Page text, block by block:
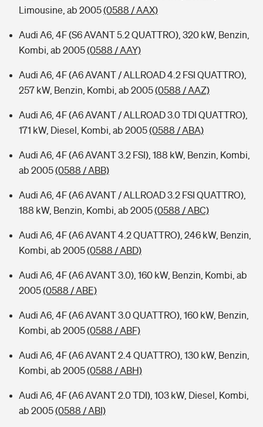
Limousine, ab 2005(0588 / AAX)
Audi A6, 4F (S6 AVANT 5.2 QUATTRO), 320 kW, Benzin,
Kombi, ab 2005(0588 / AAY)
Audi A6, 4F (A6 AVANT / ALLROAD 4.2 FSI QUATTRO),
257 kW, Benzin, Kombi, ab 2005(0588 / AAZ)
Audi A6, 4F (A6 AVANT / ALLROAD 3.0 TDI QUATTRO),
171 kW, Diesel, Kombi, ab 2005(0588 / ABA)
Audi A6, 4F (A6 AVANT 3.2 FSI), 188 kW, Benzin, Kombi,
ab 2005(0588 / ABB)
Audi A6, 4F (A6 AVANT / ALLROAD 3.2 FSI QUATTRO),
188 kW, Benzin, Kombi, ab 2005(0588 / ABC)
Audi A6, 4F (A6 AVANT 4.2 QUATTRO), 246 kW, Benzin,
Kombi, ab 2005(0588 / ABD)
Audi A6, 4F (A6 AVANT 3.0), 160 kW, Benzin, Kombi, ab
2005(0588 / ABE)
Audi A6, 4F (A6 AVANT 3.0 QUATTRO), 160 kW, Benzin,
Kombi, ab 2005(0588 / ABF)
Audi A6, 4F (A6 AVANT 2.4 QUATTRO), 130 kW, Benzin,
Kombi, ab 2005(0588 / ABH)
Audi A6, 4F (A6 AVANT 2.0 TDI), 103 kW, Diesel, Kombi,
ab 2005(0588 / ABI)